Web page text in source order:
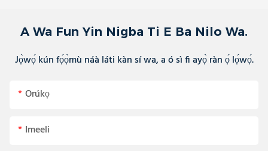
A Wa Fun Yin Nigba Ti E Ba Nilo Wa.
Jọ̀wọ́ kún fọ́ọ̀mù náà láti kàn sí wa, a ó sì fi ayọ̀ ràn ọ́ lọ́wọ́.
Orúkọ
Imeeli